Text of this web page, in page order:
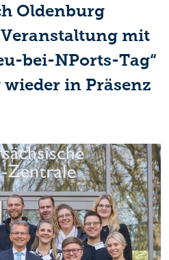
Oldenburg
mit
bei-NPorts-Tag“
in Präsenz